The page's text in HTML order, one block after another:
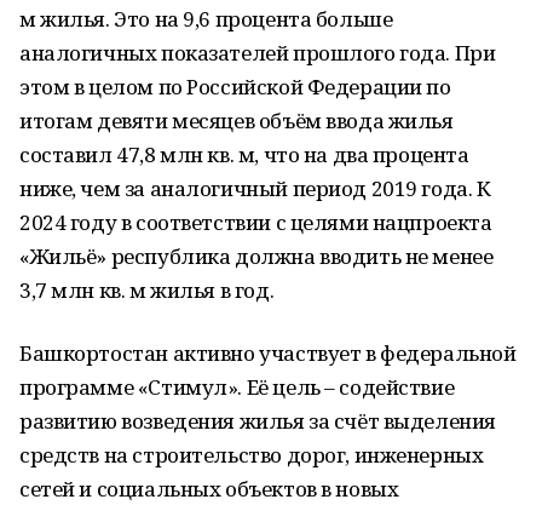
м жилья. Это на 9,6 процента больше
аналогичных показателей прошлого года. При
этом в целом по Российской Федерации по
итогам девяти месяцев объём ввода жилья
составил 47,8 млн кв. м, что на два процента
ниже, чем за аналогичный период 2019 года. К
2024 году в соответствии с целями нацпроекта
«Жильё» республика должна вводить не менее
3,7 млн кв. м жилья в год.
Башкортостан активно участвует в федеральной
программе «Стимул». Её цель – содействие
развитию возведения жилья за счёт выделения
средств на строительство дорог, инженерных
сетей и социальных объектов в новых